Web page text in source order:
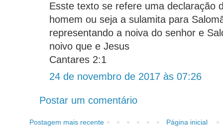
Esste texto se refere uma declaração
homem ou seja a sulamita para
representando a noiva do senhor e
noivo que e Jesus
Cantares 2:1
24 de novembro de 2017 às 07:26
Postar um comentário
Postagem mais recente Página inicial